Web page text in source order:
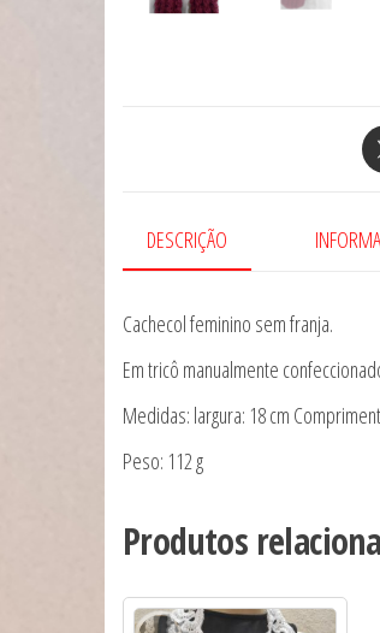
DESCRIÇÃO
Cachecol feminino sem franja.
Em tricô manualmente
Medidas: largura: 18 cm
Peso: 112 g
Produtos